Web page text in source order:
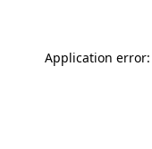
Application